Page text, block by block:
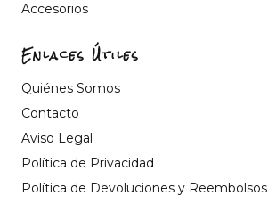
Accesorios
Enlaces Útiles
Quiénes Somos
Contacto
Aviso Legal
Política de Privacidad
Política de Devoluciones y Reembolsos